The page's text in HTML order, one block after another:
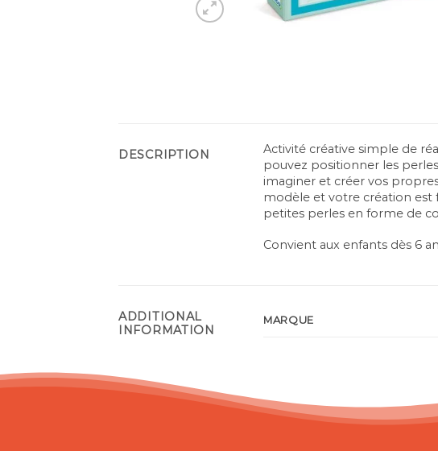
DESCRIPTION
Activité créative simple de
pouvez positionner les
imaginer et créer vos
modèle et votre création est
petites perles en forme de
Convient aux enfants dès 6
ADDITIONAL
INFORMATION
MARQUE